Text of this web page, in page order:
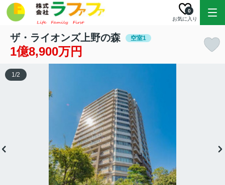
お気に入り
0
ザ・ライオンズ上野の森 空室1
1億8,900万円
1/2